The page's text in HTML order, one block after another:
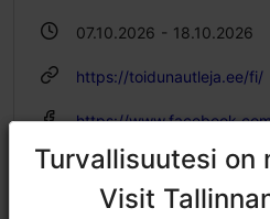
07.10.2026 - 18.10.2026
https://toidunautleja.ee/fi/
https://
info@toidunautleja.ee
+372 506 4808
Turvallisuutesi on
Visit
Turvallisuutesi on
Visit